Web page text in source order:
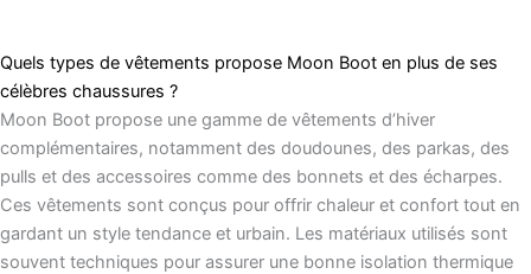
Quels types de vêtements propose Moon Boot en plus de ses
célèbres chaussures ?
Moon Boot propose une gamme de vêtements d’hiver
complémentaires, notamment des doudounes, des parkas, des
pulls et des accessoires comme des bonnets et des écharpes.
Ces vêtements sont conçus pour offrir chaleur et confort tout en
gardant un style tendance et urbain. Les matériaux utilisés sont
souvent techniques pour assurer une bonne isolation thermique